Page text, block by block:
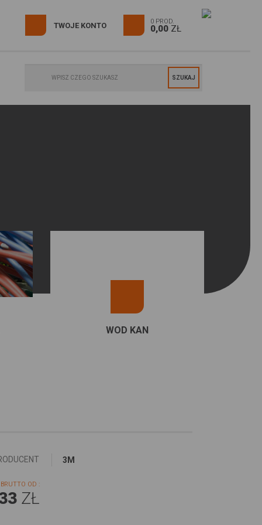
TWOJE KONTO 0 PROD.
0,00ZŁ
WOD KAN
3M
OD :
ZŁ